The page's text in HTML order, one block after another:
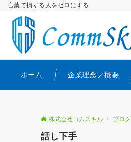
言葉で損する人をゼロにする
ホーム 企業理念／概要
株式会社コムスキル ブログ
話し下手